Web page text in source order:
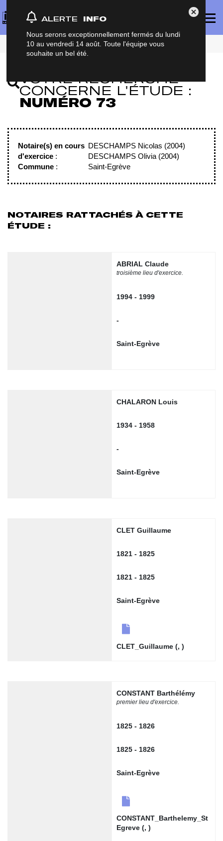
Fermer
ALERTE INFO
Nous serons exceptionnellement fermés du lundi
10 au vendredi 14 août. Toute l'équipe vous
souhaite un bel été.
le
Accueil Numéro 73
VOTRE RECHERCHE
CONCERNE L'ÉTUDE :
NUMÉRO 73
Notaire(s) en cours
d'exercice :
DESCHAMPS Nicolas (2004)
DESCHAMPS Olivia (2004)
Commune : Saint-Egrève
NOTAIRES RATTACHÉS À CETTE
ÉTUDE :
ABRIAL Claude
troisième lieu d'exercice.
1994 - 1999
-
Saint-Egrève
CHALARON Louis
1934 - 1958
-
Saint-Egrève
CLET Guillaume
1821 - 1825
1821 - 1825
Saint-Egrève
CLET_Guillaume (, )
CONSTANT Barthélémy
premier lieu d'exercice.
1825 - 1826
1825 - 1826
Saint-Egrève
CONSTANT_Barthelemy_St
Egreve (, )